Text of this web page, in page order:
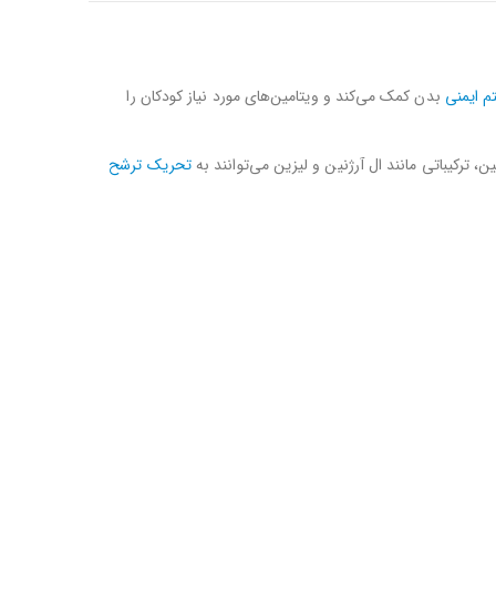
ایمنی بدن کمک می‌کند و ویتامین‌های مورد نیاز کودکان را
ترکیباتی مانند ال آرژنین و لیزین می‌توانند بهتحریک ترشح